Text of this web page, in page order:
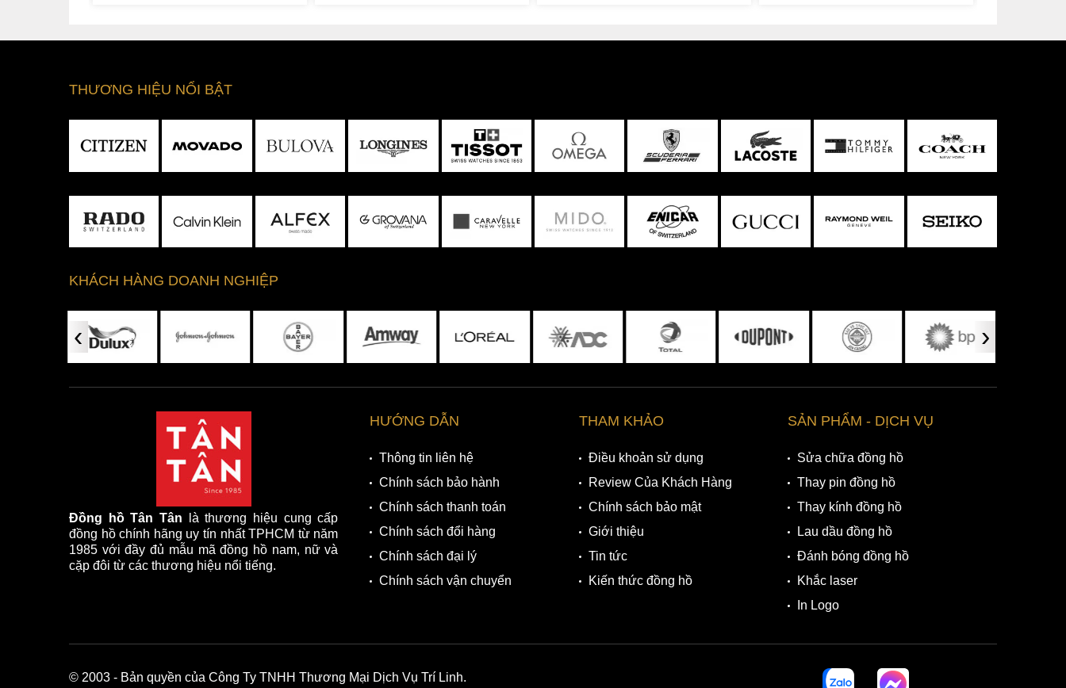
THƯƠNG HIỆU NỔI BẬT
KHÁCH HÀNG DOANH NGHIỆP
‹ ›
Đồng hồ Tân Tân là thương hiệu cung cấp
đồng hồ chính hãng uy tín nhất TPHCM từ năm
1985 với đầy đủ mẫu mã đồng hồ nam, nữ và
cặp đôi từ các thương hiệu nổi tiếng.
HƯỚNG DẪN
Thông tin liên hệ
Chính sách bảo hành
Chính sách thanh toán
Chính sách đổi hàng
Chính sách đại lý
Chính sách vận chuyển
THAM KHẢO
Điều khoản sử dụng
Review Của Khách Hàng
Chính sách bảo mật
Giới thiệu
Tin tức
Kiến thức đồng hồ
SẢN PHẨM - DỊCH VỤ
Sửa chữa đồng hồ
Thay pin đồng hồ
Thay kính đồng hồ
Lau dầu đồng hồ
Đánh bóng đồng hồ
Khắc laser
In Logo
© 2003 - Bản quyền của Công Ty TNHH Thương Mại Dịch Vụ Trí Linh.